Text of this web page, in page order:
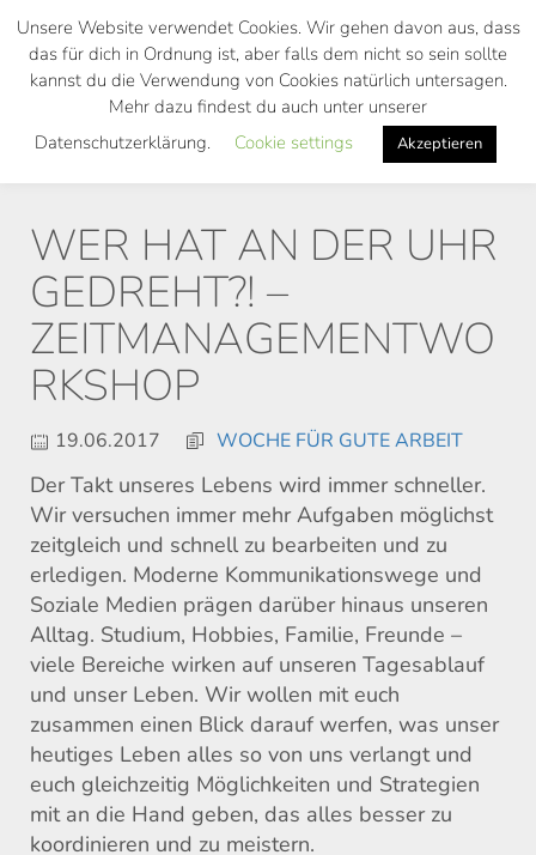
Skip
main
WER HAT AN DER UHR
GEDREHT?! –
ZEITMANAGEMENTWO
RKSHOP
19.06.2017 WOCHE FÜR GUTE ARBEIT
Der Takt unseres Lebens wird immer schneller.
Wir versuchen immer mehr Aufgaben möglichst
zeitgleich und schnell zu bearbeiten und zu
erledigen. Moderne Kommunikationswege und
Soziale Medien prägen darüber hinaus unseren
Alltag. Studium, Hobbies, Familie, Freunde –
viele Bereiche wirken auf unseren Tagesablauf
und unser Leben. Wir wollen mit euch
zusammen einen Blick darauf werfen, was unser
heutiges Leben alles so von uns verlangt und
euch gleichzeitig Möglichkeiten und Strategien
mit an die Hand geben, das alles besser zu
koordinieren und zu meistern.
Unsere Website verwendet Cookies. Wir gehen davon aus, dass
das für dich in Ordnung ist, aber falls dem nicht so sein sollte
kannst du die Verwendung von Cookies natürlich untersagen.
Mehr dazu findest du auch unter unserer
Datenschutzerklärung.
Cookie settings Akzeptieren